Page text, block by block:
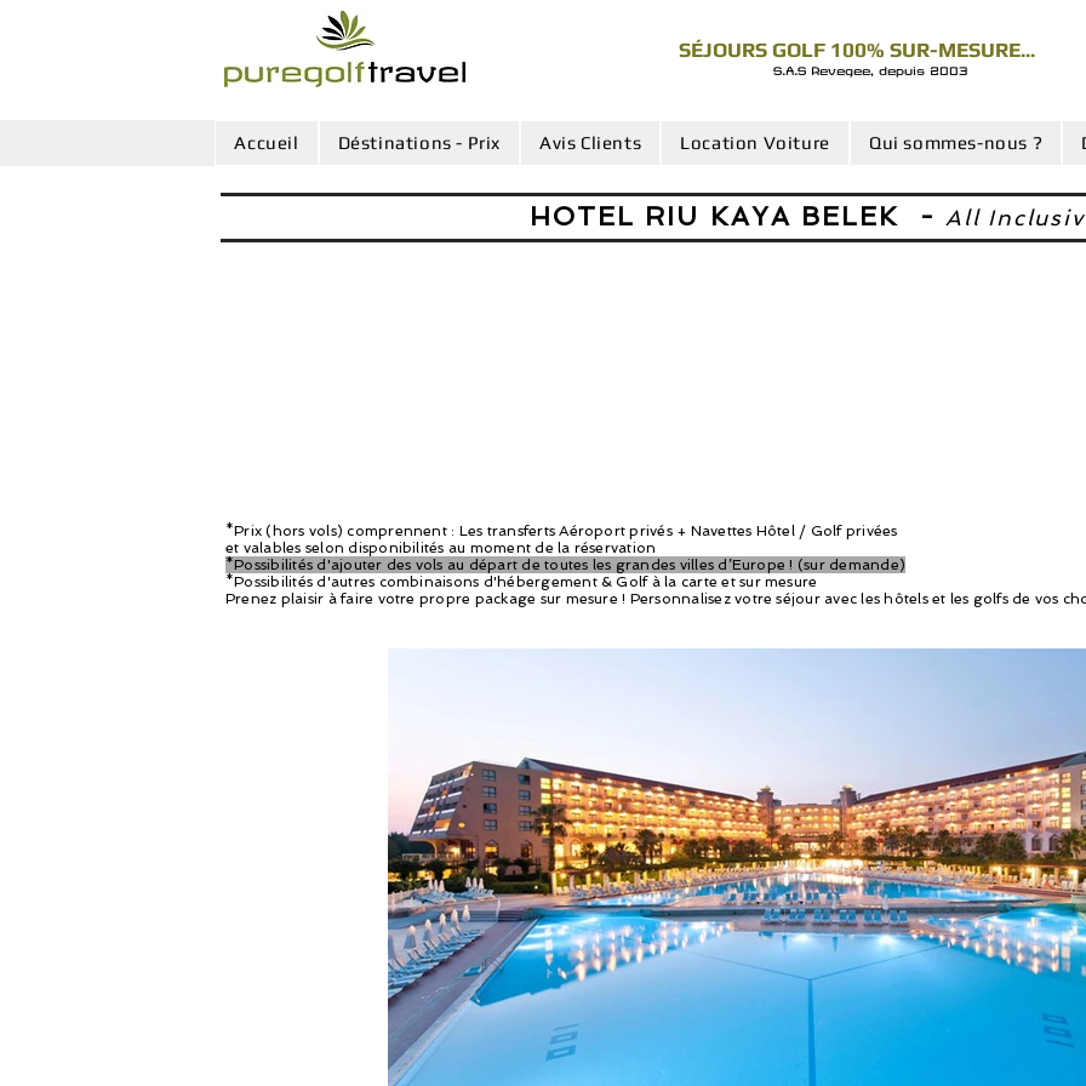
S.A.S Revegee, depuis 2003
SÉJOURS GOLF 100% SUR-MESURE...
Accueil Déstinations - Prix Avis Clients Location Voiture Qui sommes-nous ?
HOTEL RIU KAYA BELEK - All
*Prix (hors vols) comprennent : Les transferts Aéroport privés + Navettes Hôtel / Golf privées
et valables selon disponibilités au moment de la réservation
*Possibilités d'ajouter des vols au départ de toutes les grandes villes d’Europe ! (sur demande)
*Possibilités d'autres combinaisons d'hébergement & Golf à la carte et sur mesure
Prenez plaisir à faire votre propre package sur mesure ! Personnalisez votre séjour avec les hôtels et les golfs de vos